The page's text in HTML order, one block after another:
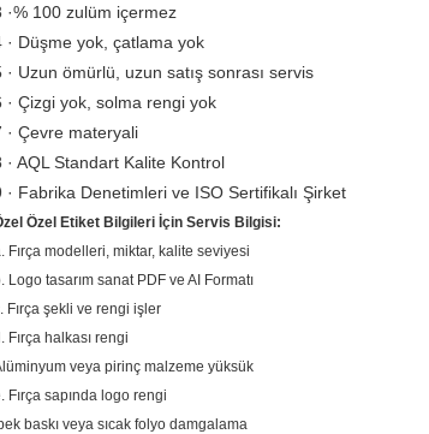
·% 100 zulüm içermez
· Düşme yok, çatlama yok
· Uzun ömürlü, uzun satış sonrası servis
· Çizgi yok, solma rengi yok
· Çevre materyali
· AQL Standart Kalite Kontrol
· Fabrika Denetimleri ve ISO Sertifikalı Şirket
Özel Etiket Bilgileri İçin Servis Bilgisi:
Fırça modelleri, miktar, kalite seviyesi
Logo tasarım sanat PDF ve AI Formatı
Fırça şekli ve rengi işler
Fırça halkası rengi
veya pirinç malzeme yüksük
Fırça sapında logo rengi
baskı veya sıcak folyo damgalama